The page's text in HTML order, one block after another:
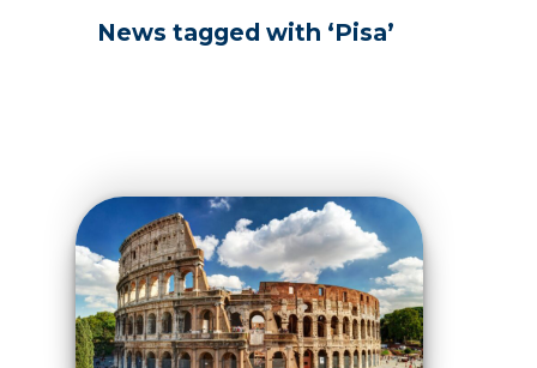
News tagged with ‘Pisa’